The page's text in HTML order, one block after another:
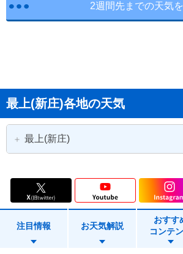
2週間先までの天気
最上(新庄)各地の天気
最上(新庄)
最上町 舟形町
真室川町 大蔵村
注目情報 お天気解説
おすす
コンテ